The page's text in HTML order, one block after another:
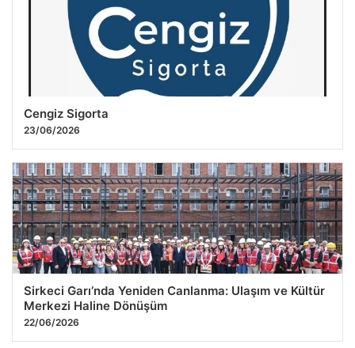
Cengiz Sigorta
23/06/2026
Sirkeci Garı’nda Yeniden Canlanma: Ulaşım ve Kültür
Merkezi Haline Dönüşüm
22/06/2026